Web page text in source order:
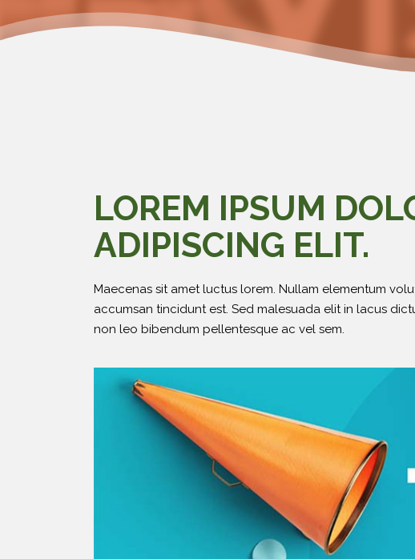
LOREM IPSUM
ADIPISCING ELIT.
Maecenas sit amet luctus lorem. Nullam elementum
accumsan tincidunt est. Sed malesuada elit in lacus
non leo bibendum pellentesque ac vel sem.